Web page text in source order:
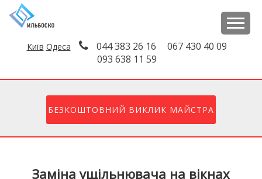
Київ Одеса 044 383 26 16
067 430 40 09
093 638 11 59
БЕЗКОШТОВНИЙ ВИКЛИК МАЙСТРА
Заміна ущільнювача на вікнах